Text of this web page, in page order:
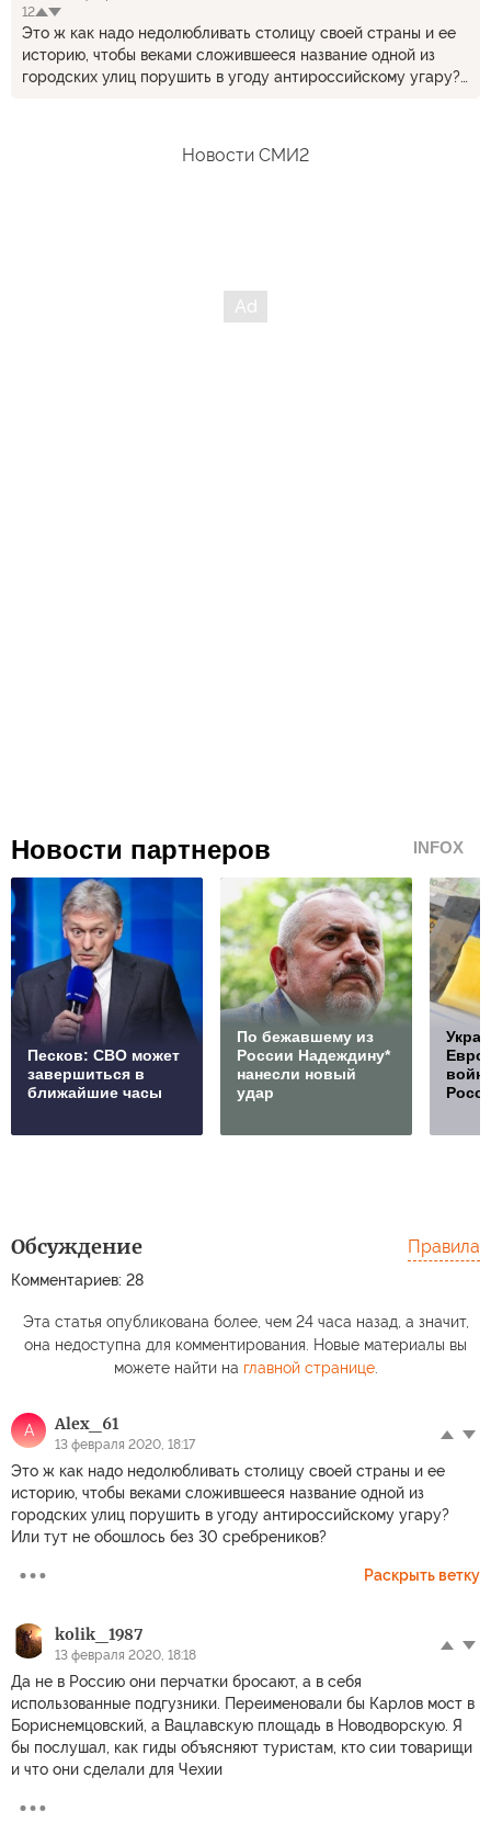
12
Это ж как надо недолюбливать столицу своей страны и ее
историю, чтобы веками сложившееся название одной из
городских улиц порушить в угоду антироссийскому угару?
Новости СМИ2
Новости партнеров INFOX
Песков: СВО может
завершиться в
ближайшие часы
По бежавшему из
России Надеждину*
нанесли новый
удар
Обсуждение
Комментариев: 28
Правила
Эта статья опубликована более, чем 24 часа назад, а значит,
она недоступна для комментирования. Новые материалы вы
можете найти на главной странице.
A Alex_61
13 февраля 2020, 18:17
Это ж как надо недолюбливать столицу своей страны и ее
историю, чтобы веками сложившееся название одной из
городских улиц порушить в угоду антироссийскому угару?
Или тут не обошлось без 30 сребреников?
Раскрыть ветку
kolik_1987
13 февраля 2020, 18:18
Да не в Россию они перчатки бросают, а в себя
использованные подгузники. Переименовали бы Карлов мост в
Бориснемцовский, а Вацлавскую площадь в Новодворскую. Я
бы послушал, как гиды объясняют туристам, кто сии товарищи
и что они сделали для Чехии